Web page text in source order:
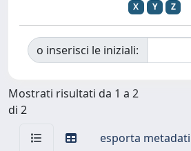
X
Y Z
o inserisci le iniziali:
Mostrati risultati da 1 a 2
di 2
esporta metadati